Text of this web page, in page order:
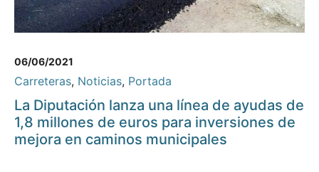
06/06/2021
Carreteras, Noticias, Portada
La Diputación lanza una línea de ayudas de
1,8 millones de euros para inversiones de
mejora en caminos municipales